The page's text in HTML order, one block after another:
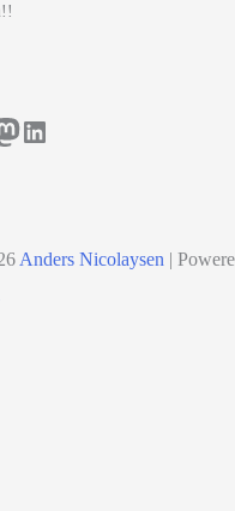
LinkedIn
Anders Nicolaysen |